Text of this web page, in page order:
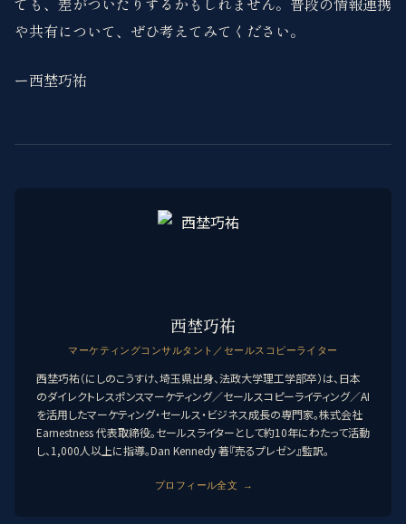
や共有について、ぜひ考えてみてください。
ー西埜巧祐
西埜巧祐
マーケティングコンサルタント／セールスコピーライター
西埜巧祐（にしのこうすけ、埼玉県出身、法政大学理工学部卒）は、日本
のダイレクトレスポンスマーケティング／セールスコピーライティング／AI
を活用したマーケティング・セールス・ビジネス成長の専門家。株式会社
Earnestness 代表取締役。セールスライターとして約10年にわたって活動
し、1,000人以上に指導。Dan Kennedy 著『売るプレゼン』監訳。
プロフィール全文 →